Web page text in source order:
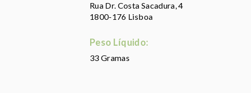
Rua Dr. Costa Sacadura, 4
1800-176 Lisboa
Peso Líquido:
33 Gramas